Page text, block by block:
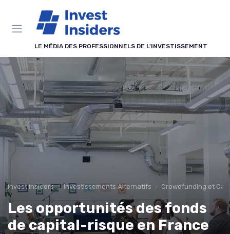
LE MÉDIA DES PROFESSIONNELS DE L'INVESTISSEMENT
Invest Insiders Investissements Alternatifs Crowdfunding et
Les opportunités des fonds
de capital-risque en France